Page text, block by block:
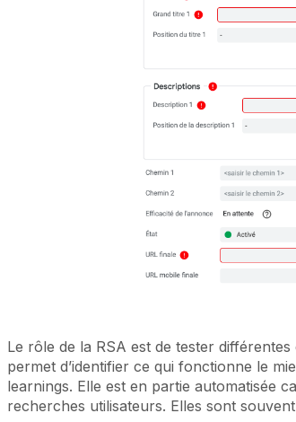
Le rôle de la RSA est de tester
permet d’identifier ce qui fonctionne le
learnings. Elle est en partie automatisée
recherches utilisateurs. Elles sont